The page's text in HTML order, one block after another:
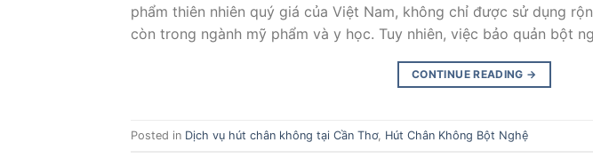
phẩm thiên nhiên quý giá của Việt Nam, không chỉ được sử dụng
còn trong ngành mỹ phẩm và y học. Tuy nhiên, việc bảo quản bột
CONTINUE READING →
Posted in Dịch vụ hút chân không tại Cần Thơ, Hút Chân Không Bột Nghệ